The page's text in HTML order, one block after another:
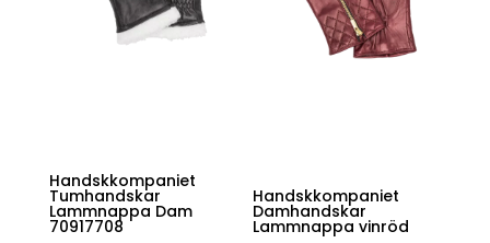
Handskkompaniet
Tumhandskar
Lammnappa Dam
70917708
Handskkompaniet
Damhandskar
Lammnappa vinröd